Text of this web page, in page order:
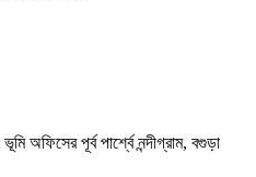
ভূমি অফিসের পূর্ব পার্শ্বে নন্দীগ্রাম, বগুড়া